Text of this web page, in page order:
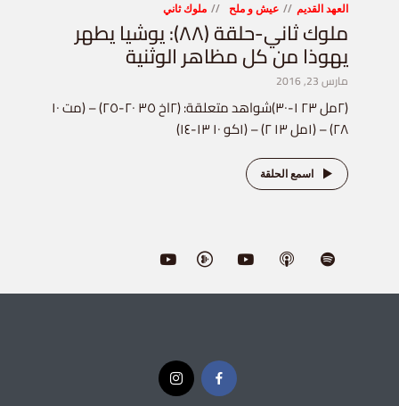
العهد القديم عيش و ملح ملوك ثاني
ملوك ثاني-حلقة (٨٨): يوشيا يطهر
يهوذا من كل مظاهر الوثنية
مارس 23, 2016
(٢مل ٢٣ ١-٣٠)شواهد متعلقة: (٢اخ ٣٥ ٢٠-٢٥) – (مت ١٠
٢٨) – (١مل ١٣ ٢) – (١كو ١٠ ١٣-١٤)
اسمع الحلقة